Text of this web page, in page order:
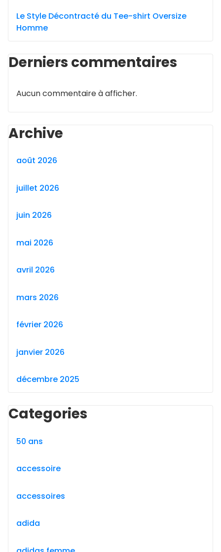
Le Style Décontracté du Tee-shirt Oversize
Homme
Derniers commentaires
Aucun commentaire à afficher.
Archive
août 2026
juillet 2026
juin 2026
mai 2026
avril 2026
mars 2026
février 2026
janvier 2026
décembre 2025
Categories
50 ans
accessoire
accessoires
adida